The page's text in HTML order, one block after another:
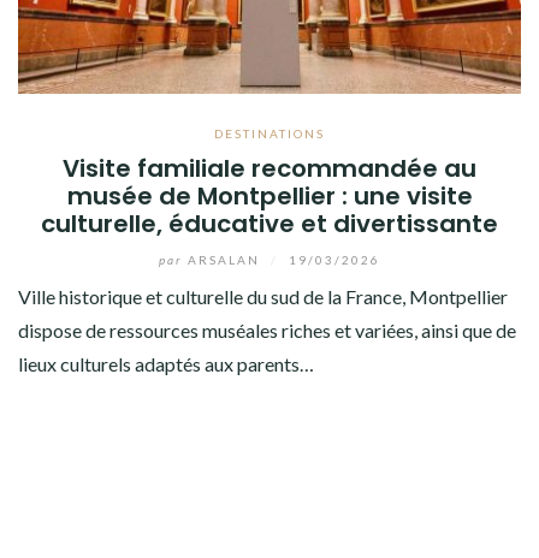
DESTINATIONS
Visite familiale recommandée au
musée de Montpellier : une visite
culturelle, éducative et divertissante
par ARSALAN 19/03/2026
Ville historique et culturelle du sud de la France, Montpellier
dispose de ressources muséales riches et variées, ainsi que de
lieux culturels adaptés aux parents…